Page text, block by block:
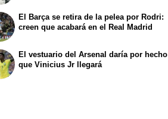
El Barça se retira de la pelea por Rodri:
creen que acabará en el Real Madrid
El vestuario del Arsenal daría por hecho
que Vinicius Jr llegará